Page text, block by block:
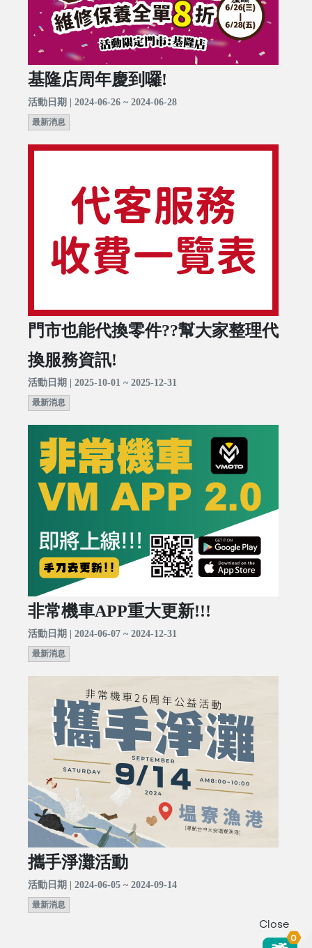
基隆店周年慶到囉!
活動日期 | 2024-06-26 ~ 2024-06-28
最新消息
門市也能代換零件??幫大家整理代
換服務資訊!
活動日期 | 2025-10-01 ~ 2025-12-31
最新消息
非常機車APP重大更新!!!
活動日期 | 2024-06-07 ~ 2024-12-31
最新消息
攜手淨灘活動
活動日期 | 2024-06-05 ~ 2024-09-14
最新消息
Close
0